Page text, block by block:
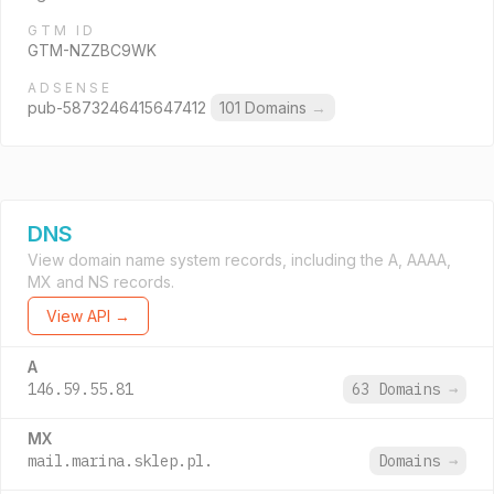
GTM ID
GTM-NZZBC9WK
ADSENSE
pub-5873246415647412 101 Domains →
DNS
View domain name system records, including the A, AAAA,
MX and NS records.
View API →
A
146.59.55.81 63 Domains →
MX
mail.marina.sklep.pl. Domains →